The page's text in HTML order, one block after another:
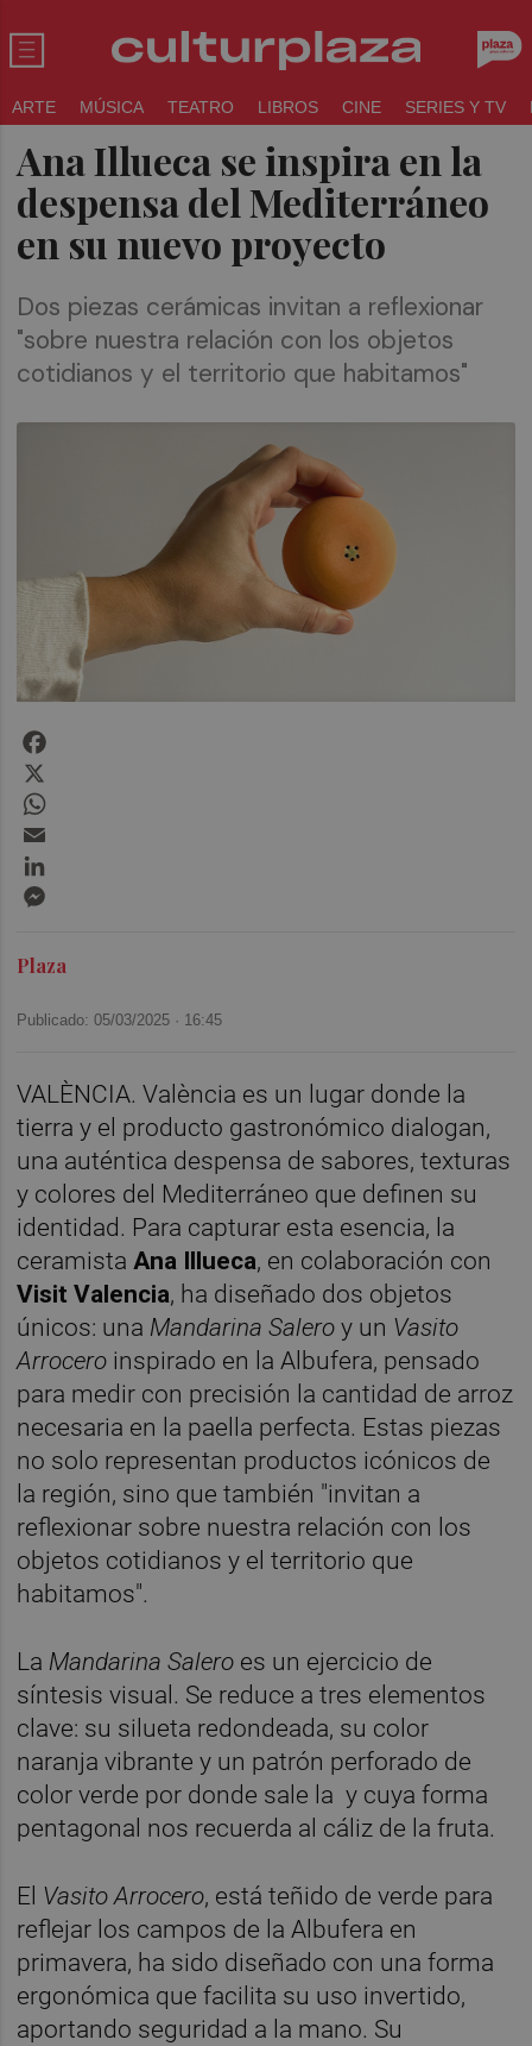
ARTE MÚSICA TEATRO LIBROS CINE SERIES Y TV
Ana Illueca se inspira en la
despensa del Mediterráneo
en su nuevo proyecto
Dos piezas cerámicas invitan a reflexionar
"sobre nuestra relación con los objetos
cotidianos y el territorio que habitamos"
Plaza
Publicado: 05/03/2025 · 16:45
VALÈNCIA. València es un lugar donde la
tierra y el producto gastronómico dialogan,
una auténtica despensa de sabores, texturas
y colores del Mediterráneo que definen su
identidad. Para capturar esta esencia, la
ceramistaAna Illueca, en colaboración con
Visit Valencia, ha diseñado dos objetos
únicos: una Mandarina Salero y un Vasito
Arrocero inspirado en la Albufera, pensado
para medir con precisión la cantidad de arroz
necesaria en la paella perfecta. Estas piezas
no solo representan productos icónicos de
la región, sino que también "invitan a
reflexionar sobre nuestra relación con los
objetos cotidianos y el territorio que
habitamos".
La Mandarina Salero es un ejercicio de
síntesis visual. Se reduce a tres elementos
clave: su silueta redondeada, su color
naranja vibrante y un patrón perforado de
color verde por donde sale la y cuya forma
pentagonal nos recuerda al cáliz de la fruta.
El Vasito Arrocero, está teñido de verde para
reflejar los campos de la Albufera en
primavera, ha sido diseñado con una forma
ergonómica que facilita su uso invertido,
aportando seguridad a la mano. Su